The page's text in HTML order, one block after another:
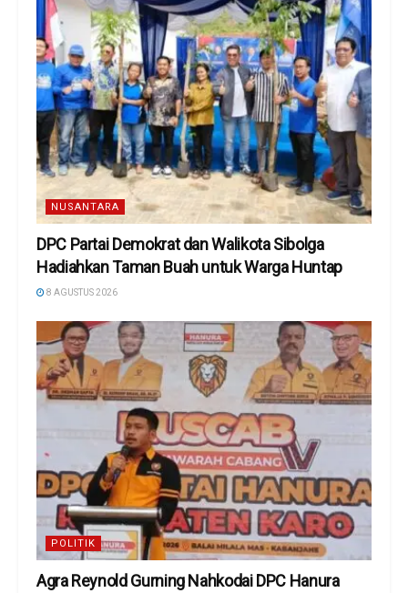
NUSANTARA
DPC Partai Demokrat dan Walikota Sibolga
Hadiahkan Taman Buah untuk Warga Huntap
8 AGUSTUS 2026
POLITIK
Agra Reynold Gurning Nahkodai DPC Hanura